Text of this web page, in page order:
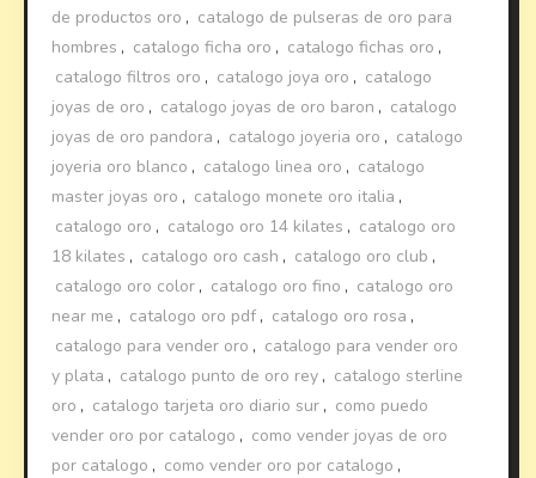
de productos oro , catalogo de pulseras de oro para
hombres , catalogo ficha oro , catalogo fichas oro ,
catalogo filtros oro , catalogo joya oro , catalogo
joyas de oro , catalogo joyas de oro baron , catalogo
joyas de oro pandora , catalogo joyeria oro , catalogo
joyeria oro blanco , catalogo linea oro , catalogo
master joyas oro , catalogo monete oro italia ,
catalogo oro , catalogo oro 14 kilates , catalogo oro
18 kilates , catalogo oro cash , catalogo oro club ,
catalogo oro color , catalogo oro fino , catalogo oro
near me , catalogo oro pdf , catalogo oro rosa ,
catalogo para vender oro , catalogo para vender oro
y plata , catalogo punto de oro rey , catalogo sterline
oro , catalogo tarjeta oro diario sur , como puedo
vender oro por catalogo , como vender joyas de oro
por catalogo , como vender oro por catalogo ,